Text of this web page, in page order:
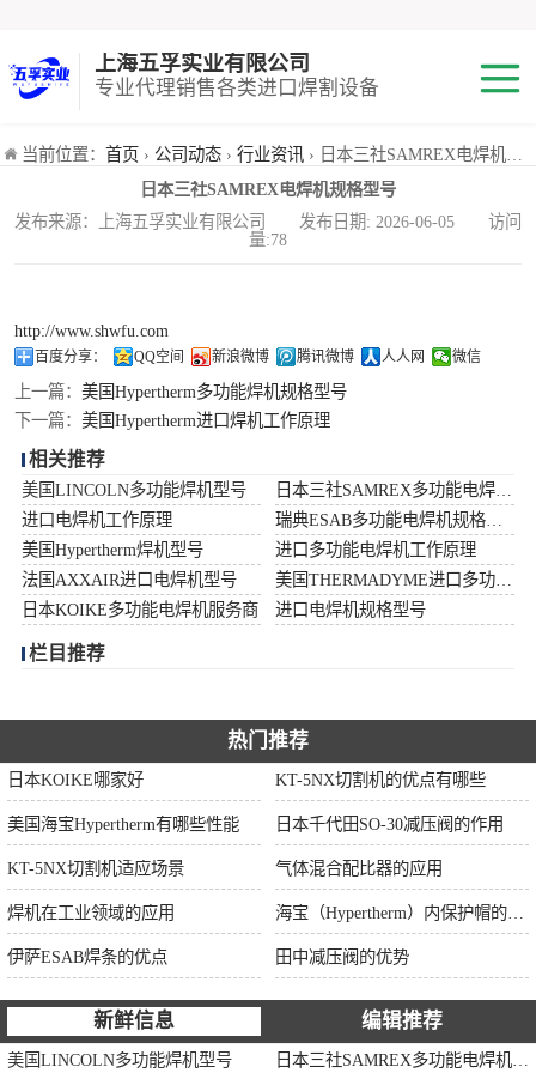
上海五孚实业有限公司
专业代理销售各类进口焊割设备
当前位置： 首页 › 公司动态 › 行业资讯 › 日本三社SAMREX电焊机规格型号
日本三社SAMREX电焊机规格型号
发布来源：上海五孚实业有限公司 发布日期: 2026-06-05 访问
量:78
http://www.shwfu.com
百度分享： QQ空间 新浪微博 腾讯微博 人人网 微信
上一篇： 美国Hypertherm多功能焊机规格型号
下一篇： 美国Hypertherm进口焊机工作原理
相关推荐
美国LINCOLN多功能焊机型号
进口电焊机工作原理
美国Hypertherm焊机型号
进口多功能电焊机工作原理
法国AXXAIR进口电焊机型号
日本KOIKE多功能电焊机服务商
进口电焊机规格型号
栏目推荐
热门推荐
日本KOIKE哪家好 KT-5NX切割机的优点有哪些
美国海宝Hypertherm有哪些性能 日本千代田SO-30减压阀的作用
KT-5NX切割机适应场景 气体混合配比器的应用
焊机在工业领域的应用
伊萨ESAB焊条的优点 田中减压阀的优势
新鲜信息 编辑推荐
美国LINCOLN多功能焊机型号
焊机
切割机
小池划线嘴
气体混合配比器
海宝Hypertherm
减压阀
伊萨ESAB焊条
面罩